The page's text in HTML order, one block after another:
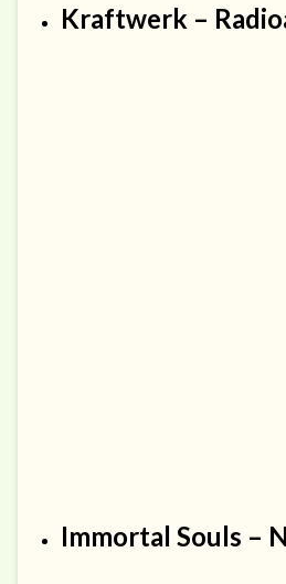
Kraftwerk –
Immortal Souls –